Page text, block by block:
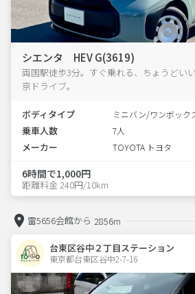
シエンタ HEV G(3619)
両国駅徒歩3分。すぐ乗れる、ちょうどい
京ドライブ。
ボディタイプ ミニバン/ワンボック
乗車人数 7人
メーカー TOYOTA トヨタ
6時間で1,000円
距離料金 240円/10km
雷5656会館から 2856m
台東区谷中２丁目ステーション
東京都台東区谷中2-7-16